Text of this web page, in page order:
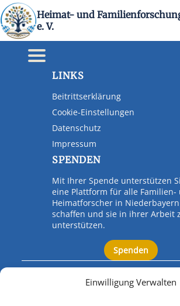
Einwilligung Verwalten
Heimat- und
e. V.
KONTAKT
LINKS
Beitrittserklärung
Cookie-Einstellungen
Datenschutz
Impressum
SPENDEN
Mit Ihrer Spende unterstützen
eine Plattform für alle Familien-
Heimatforscher in
schaffen und sie in ihrer Arbeit
unterstützen.
Spenden
© 2026 - Heimat- und
Niederbayern e. V.